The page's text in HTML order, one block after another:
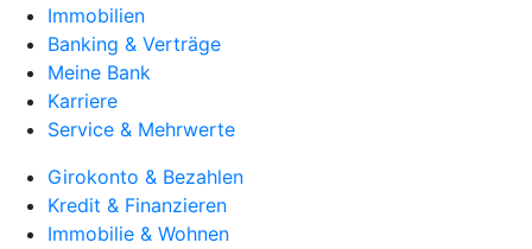
Immobilien
Banking & Verträge
Meine Bank
Karriere
Service & Mehrwerte
Girokonto & Bezahlen
Kredit & Finanzieren
Immobilie & Wohnen